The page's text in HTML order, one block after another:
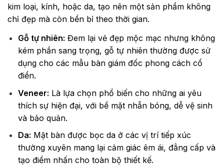
kim loại, kính, hoặc da, tạo nên một sản phẩm không
chỉ đẹp mà còn bền bỉ theo thời gian.
Gỗ tự nhiên: Đem lại vẻ đẹp mộc mạc nhưng không
kém phần sang trọng, gỗ tự nhiên thường được sử
dụng cho các mẫu bàn giám đốc phong cách cổ
điển.
Veneer: Là lựa chọn phổ biến cho những ai yêu
thích sự hiện đại, với bề mặt nhẵn bóng, dễ vệ sinh
và bảo quản.
Da: Mặt bàn được bọc da ở các vị trí tiếp xúc
thường xuyên mang lại cảm giác êm ái, đẳng cấp và
tạo điểm nhấn cho toàn bộ thiết kế.